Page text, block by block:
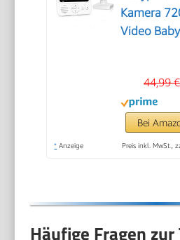
Kamera
Video
Digitale
Nachtsicht
44,99 €
Bei
* Anzeige Preis inkl. MwSt.,
Häufige Fragen